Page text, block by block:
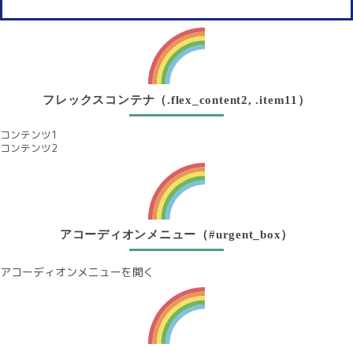
フレックスコンテナ（.flex_content2, .item11）
コンテンツ1
コンテンツ2
アコーディオンメニュー（#urgent_box）
アコーディオンメニューを開く
アコーディオンのコンテンツがここに表示されます。